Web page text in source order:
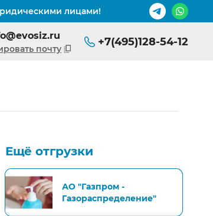
лицами!
по каталогу
почту
+7(495)128-54-12
Ещё отгрузки
АО "Газпром -
Газораспределение"